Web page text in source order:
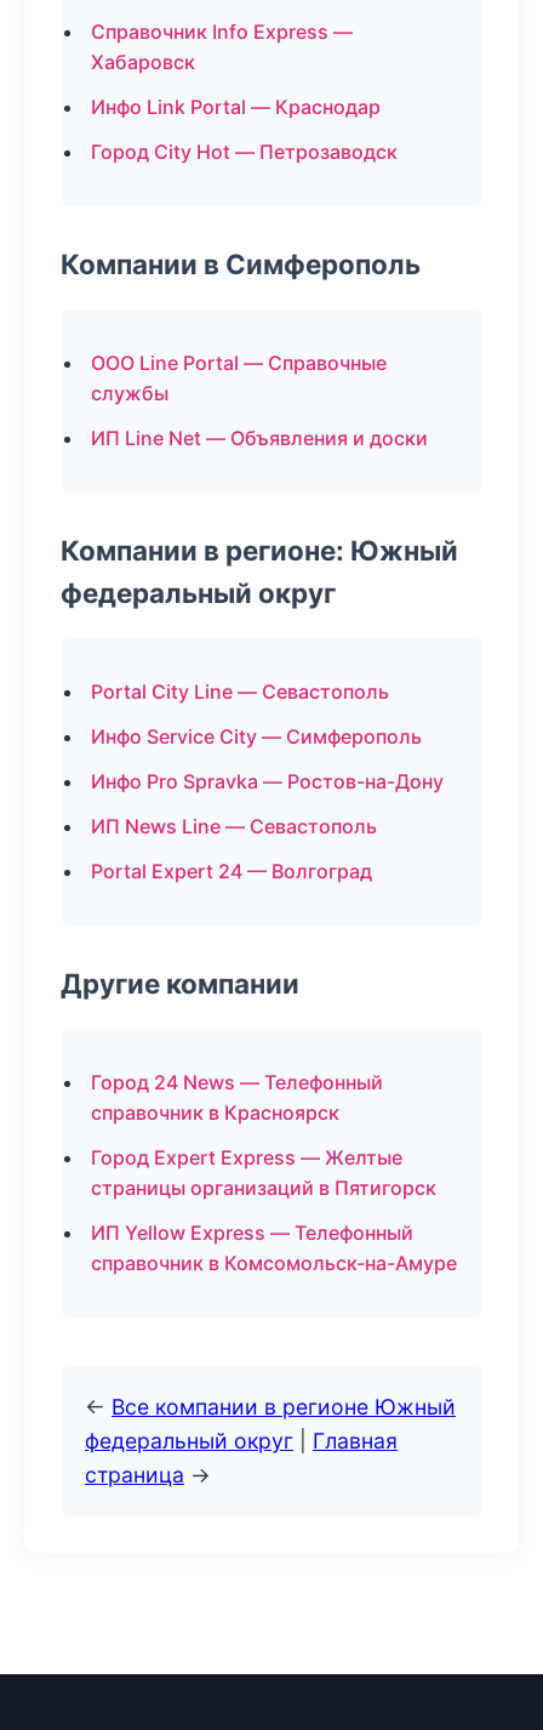
Справочник Info Express —
Хабаровск
Инфо Link Portal — Краснодар
Город City Hot — Петрозаводск
Компании в Симферополь
ООО Line Portal — Справочные
службы
ИП Line Net — Объявления и доски
Компании в регионе: Южный
федеральный округ
Portal City Line — Севастополь
Инфо Service City — Симферополь
Инфо Pro Spravka — Ростов-на-Дону
ИП News Line — Севастополь
Portal Expert 24 — Волгоград
Другие компании
Город 24 News — Телефонный
справочник в Красноярск
Город Expert Express — Желтые
страницы организаций в Пятигорск
ИП Yellow Express — Телефонный
справочник в Комсомольск-на-Амуре
← Все компании в регионе Южный
федеральный округ
Главная
страница →